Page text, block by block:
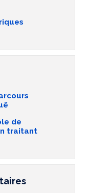
de
traitant